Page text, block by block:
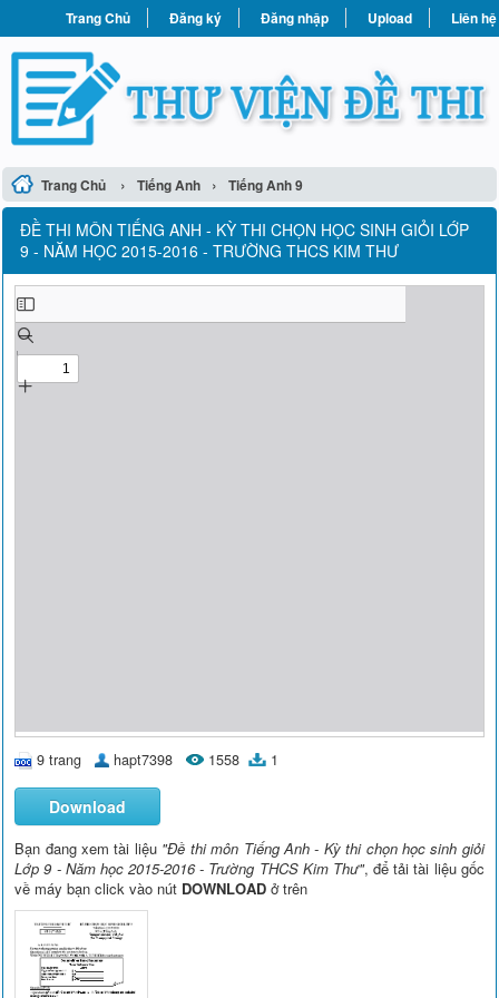
Trang Chủ Đăng ký Đăng nhập Upload Liên hệ
Trang Chủ › Tiếng Anh › Tiếng Anh 9
ĐỀ THI MÔN TIẾNG ANH - KỲ THI CHỌN HỌC SINH GIỎI LỚP
9 - NĂM HỌC 2015-2016 - TRƯỜNG THCS KIM THƯ
9 trang hapt7398 1558 1
Download
Bạn đang xem tài liệu "Đề thi môn Tiếng Anh - Kỳ thi chọn học sinh giỏi
Lớp 9 - Năm học 2015-2016 - Trường THCS Kim Thư", để tải tài liệu gốc
về máy bạn click vào nút DOWNLOAD ở trên